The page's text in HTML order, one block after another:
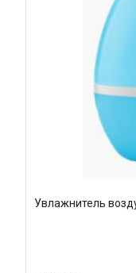
Увлажнитель